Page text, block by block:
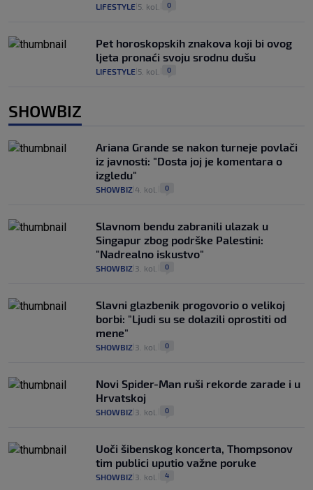
LIFESTYLE 5. kol. 0
Pet horoskopskih znakova koji bi ovog
ljeta pronaći svoju srodnu dušu
LIFESTYLE 5. kol. 0
SHOWBIZ
Ariana Grande se nakon turneje povlači
iz javnosti: "Dosta joj je komentara o
izgledu"
SHOWBIZ 4. kol. 0
Slavnom bendu zabranili ulazak u
Singapur zbog podrške Palestini:
"Nadrealno iskustvo"
SHOWBIZ 3. kol. 0
Slavni glazbenik progovorio o velikoj
borbi: "Ljudi su se dolazili oprostiti od
mene"
SHOWBIZ 3. kol. 0
Novi Spider-Man ruši rekorde zarade i u
Hrvatskoj
SHOWBIZ 3. kol. 0
Uoči šibenskog koncerta, Thompsonov
tim publici uputio važne poruke
SHOWBIZ 3. kol. 4